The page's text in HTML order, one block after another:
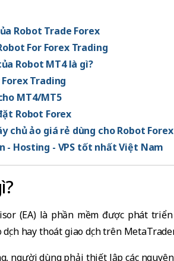
Robot Trade Forex
For Forex Trading
Robot MT4 là gì?
Forex Trading
MT4/MT5
Robot Forex
chủ ảo giá rẻ dùng cho Robot
- Hosting - VPS tốt nhất Việt Nam
(EA) là phần mềm được phát
hay thoát giao dịch trên
người dùng phải thiết lập các